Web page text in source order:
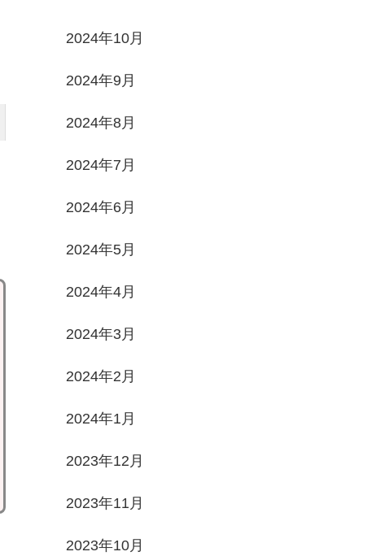
2024年10月
2024年9月
2024年8月
2024年7月
2024年6月
2024年5月
2024年4月
2024年3月
2024年2月
2024年1月
2023年12月
2023年11月
2023年10月